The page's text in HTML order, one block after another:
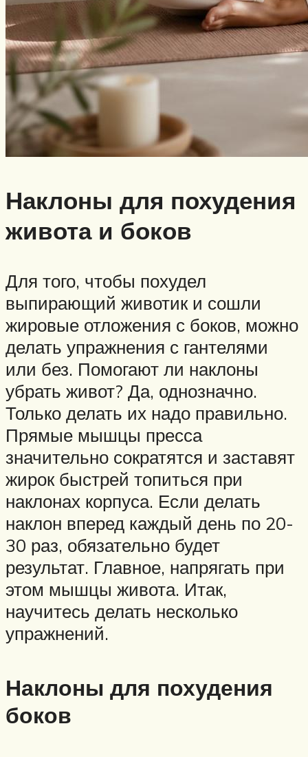
Наклоны для похудения
живота и боков
Для того, чтобы похудел
выпирающий животик и сошли
жировые отложения с боков, можно
делать упражнения с гантелями
или без. Помогают ли наклоны
убрать живот? Да, однозначно.
Только делать их надо правильно.
Прямые мышцы пресса
значительно сократятся и заставят
жирок быстрей топиться при
наклонах корпуса. Если делать
наклон вперед каждый день по 20-
30 раз, обязательно будет
результат. Главное, напрягать при
этом мышцы живота. Итак,
научитесь делать несколько
упражнений.
Наклоны для похудения
боков